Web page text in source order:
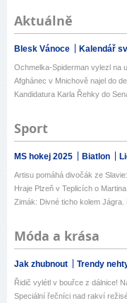
Aktuálně
Blesk Vánoce Kalendář
Ochmelka-Spiderman vylezl na
Afghánec v Mnichově najel do
Kandidatura Karla Řehky do
Sport
MS hokej 2025 Biatlon
Artisu pomáhá divočák ze
Hraje Plzeň v Teplicích o
Zimák: Divné ticho kolem Jágra.
Móda a krása
Jak zhubnout Trendy
Řidič vylétl v bouřce z dálnice!
Speciální řečníci nad rakví